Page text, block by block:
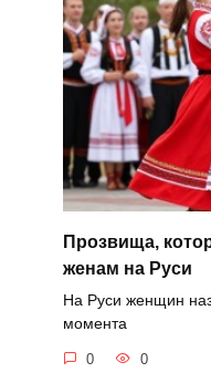
Прозвища,
женам на Руси
На Руси женщин
момента
0 0